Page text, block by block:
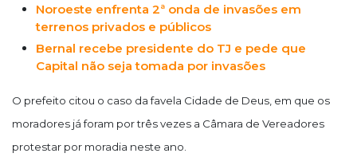
Noroeste enfrenta 2ª onda de invasões em
terrenos privados e públicos
Bernal recebe presidente do TJ e pede que
Capital não seja tomada por invasões
O prefeito citou o caso da favela Cidade de Deus, em que os
moradores já foram por três vezes a Câmara de Vereadores
protestar por moradia neste ano.